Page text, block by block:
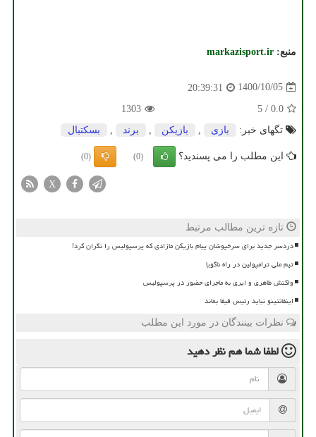
منبع: markazisport.ir
1400/10/05
20:39:31
0.0
/
5
1303
تگهای خبر:
بازی بازیكن برند بسكتبال
این مطلب را می پسندید؟ (0)
(0)
X
تازه ترین مطالب مرتبط
دردسر جدید برای سرخپوشان پیام بازیکن مازادی که پرسپولیس را نگران کرد!
تیم ملی ترامپولین در راه ناگویا
واکنش طاهری و ایری به ماجرای حضور در پرسپولیس
اینفانتینو نباید رئیس فیفا بماند
نظرات بینندگان در مورد این مطلب
لطفا شما همنظر دهید